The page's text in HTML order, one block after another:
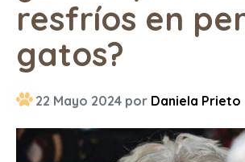
resfríos en
gatos?
22 Mayo 2024 por Daniela Prieto